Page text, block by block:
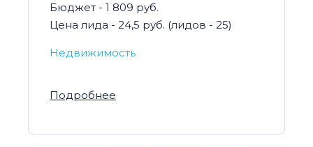
Бюджет - 1 809 руб.
Цена лида - 24,5 руб. (лидов - 25)
Недвижимость
Подробнее